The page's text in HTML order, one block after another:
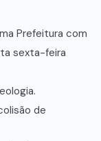
Prefeitura com
sexta-feira
de